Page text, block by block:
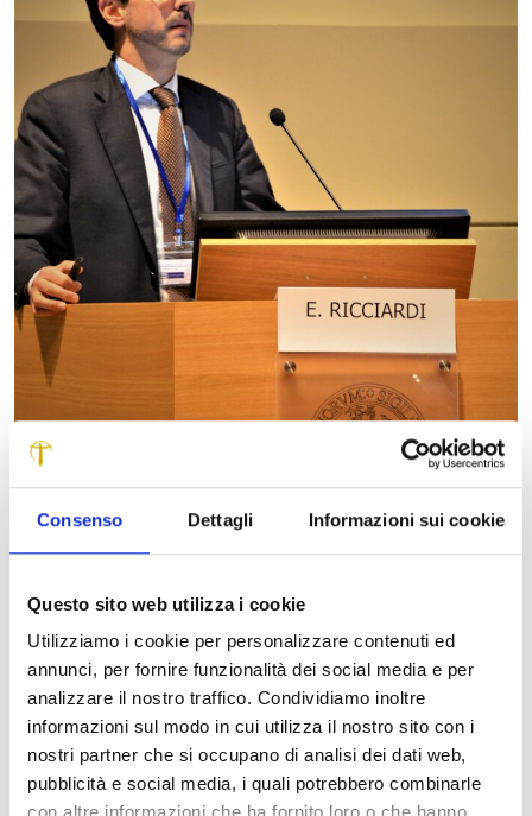
Consenso Dettagli Informazioni sui cookie
Questo sito web utilizza i cookie
Utilizziamo i cookie per personalizzare contenuti ed
annunci, per fornire funzionalità dei social media e per
analizzare il nostro traffico. Condividiamo inoltre
informazioni sul modo in cui utilizza il nostro sito con i
nostri partner che si occupano di analisi dei dati web,
pubblicità e social media, i quali potrebbero combinarle
La Scuola IMT Alti Studi Lucca si aggiudica un altro
importante riconoscimento per la ricerca in ambito
neuroscientifico. A Torino, in occasione del XXVI congresso
annuale della Società Italiana di Psicofisiologia e
Neuroscienze Cognitive, Emiliano Ricciardi, professore di
Neuroscienze cognitive a IMT, ha ricevuto il Premio SIPF